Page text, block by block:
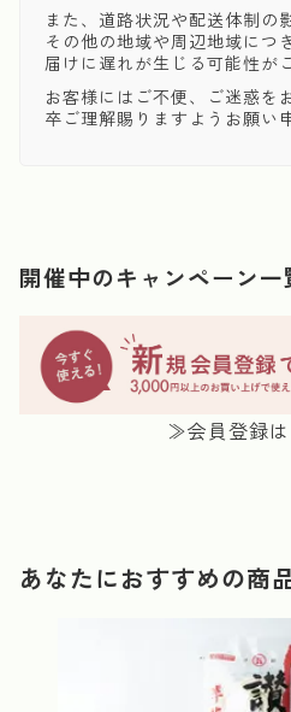
また、道路状況や配送体制の
その他の地域や周辺地域につ
届けに遅れが生じる可能性が
お客様にはご不便、ご迷惑を
卒ご理解賜りますようお願い
開催中のキャンペーン一
≫会員登録
あなたにおすすめの商